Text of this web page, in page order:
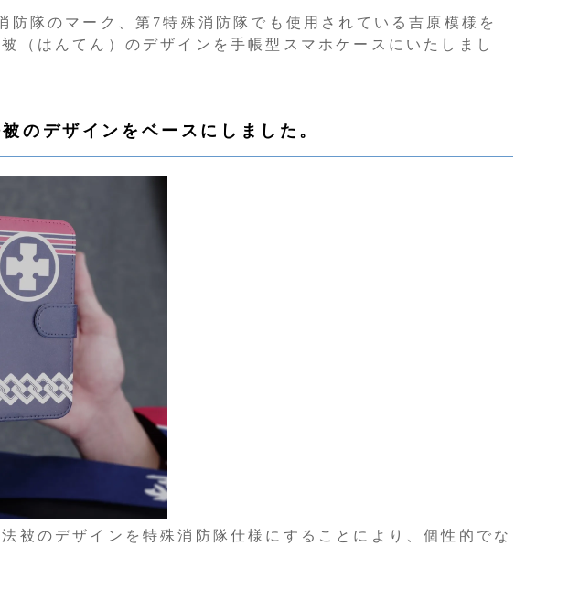
防隊のマーク、第7特殊消防隊でも使用されている吉原模様を
（はんてん）のデザインを手帳型スマホケースにいたしまし
のデザインをベースにしました。
被のデザインを特殊消防隊仕様にすることにより、個性的でな